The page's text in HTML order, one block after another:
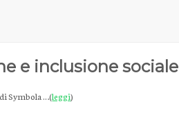
e inclusione sociale
Symbola …(leggi)